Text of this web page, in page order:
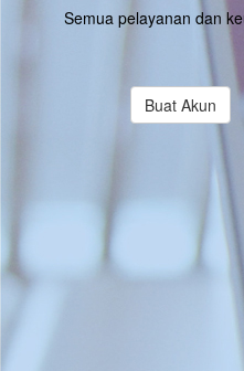
Semua pelayanan dan
Buat Akun